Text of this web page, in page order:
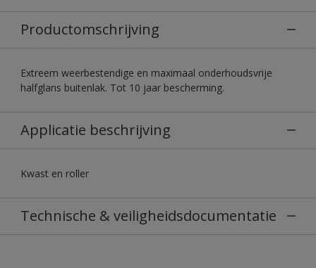
Productomschrijving
Extreem weerbestendige en maximaal onderhoudsvrije
halfglans buitenlak. Tot 10 jaar bescherming.
Applicatie beschrijving
Kwast en roller
Technische & veiligheidsdocumentatie